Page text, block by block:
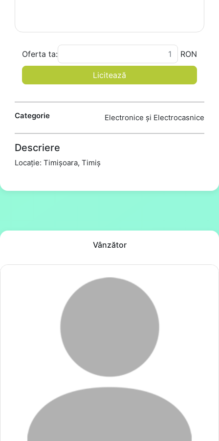
Oferta ta: RON
Licitează
Categorie Electronice și Electrocasnice
Descriere
Locație: Timișoara, Timiș
Vânzător